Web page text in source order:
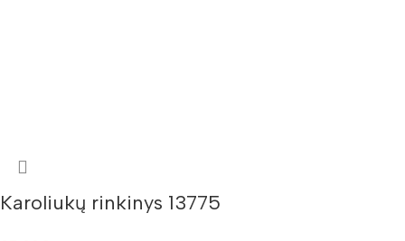
Karoliukų rinkinys 13775